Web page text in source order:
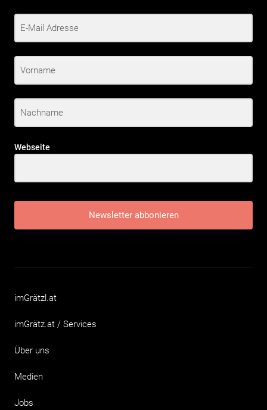
Webseite
Newsletter abbonieren
imGrätzl.at
imGrätz.at / Services
Über uns
Medien
Jobs